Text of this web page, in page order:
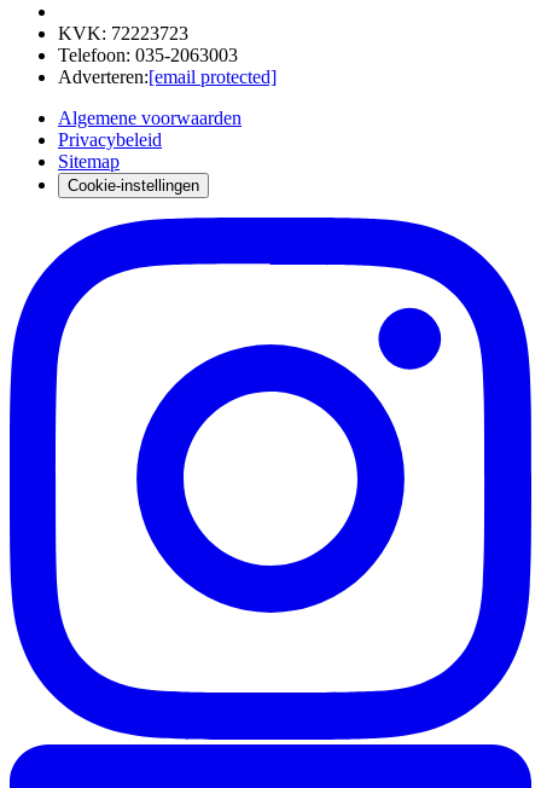
KVK: 72223723
Telefoon: 035-2063003
Adverteren:[email protected]
Algemene voorwaarden
Privacybeleid
Sitemap
Cookie-instellingen